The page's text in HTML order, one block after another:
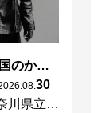
もはやない国のかつてない光 東ドイツの女性写真家たち
08 30
立近代美術館 葉山